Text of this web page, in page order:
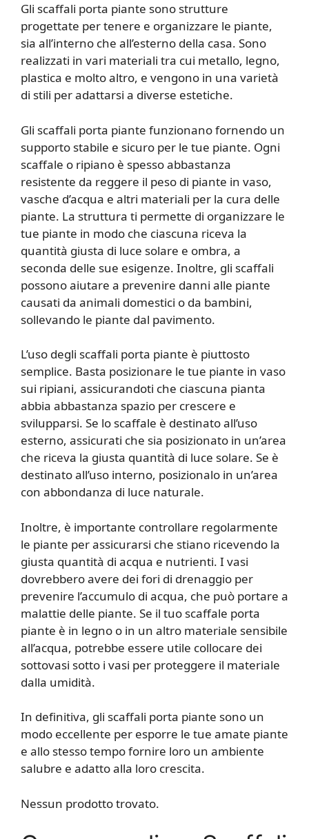
Gli scaffali porta piante sono strutture
progettate per tenere e organizzare le piante,
sia all’interno che all’esterno della casa. Sono
realizzati in vari materiali tra cui metallo, legno,
plastica e molto altro, e vengono in una varietà
di stili per adattarsi a diverse estetiche.
Gli scaffali porta piante funzionano fornendo un
supporto stabile e sicuro per le tue piante. Ogni
scaffale o ripiano è spesso abbastanza
resistente da reggere il peso di piante in vaso,
vasche d’acqua e altri materiali per la cura delle
piante. La struttura ti permette di organizzare le
tue piante in modo che ciascuna riceva la
quantità giusta di luce solare e ombra, a
seconda delle sue esigenze. Inoltre, gli scaffali
possono aiutare a prevenire danni alle piante
causati da animali domestici o da bambini,
sollevando le piante dal pavimento.
L’uso degli scaffali porta piante è piuttosto
semplice. Basta posizionare le tue piante in vaso
sui ripiani, assicurandoti che ciascuna pianta
abbia abbastanza spazio per crescere e
svilupparsi. Se lo scaffale è destinato all’uso
esterno, assicurati che sia posizionato in un’area
che riceva la giusta quantità di luce solare. Se è
destinato all’uso interno, posizionalo in un’area
con abbondanza di luce naturale.
Inoltre, è importante controllare regolarmente
le piante per assicurarsi che stiano ricevendo la
giusta quantità di acqua e nutrienti. I vasi
dovrebbero avere dei fori di drenaggio per
prevenire l’accumulo di acqua, che può portare a
malattie delle piante. Se il tuo scaffale porta
piante è in legno o in un altro materiale sensibile
all’acqua, potrebbe essere utile collocare dei
sottovasi sotto i vasi per proteggere il materiale
dalla umidità.
In definitiva, gli scaffali porta piante sono un
modo eccellente per esporre le tue amate piante
e allo stesso tempo fornire loro un ambiente
salubre e adatto alla loro crescita.
Nessun prodotto trovato.